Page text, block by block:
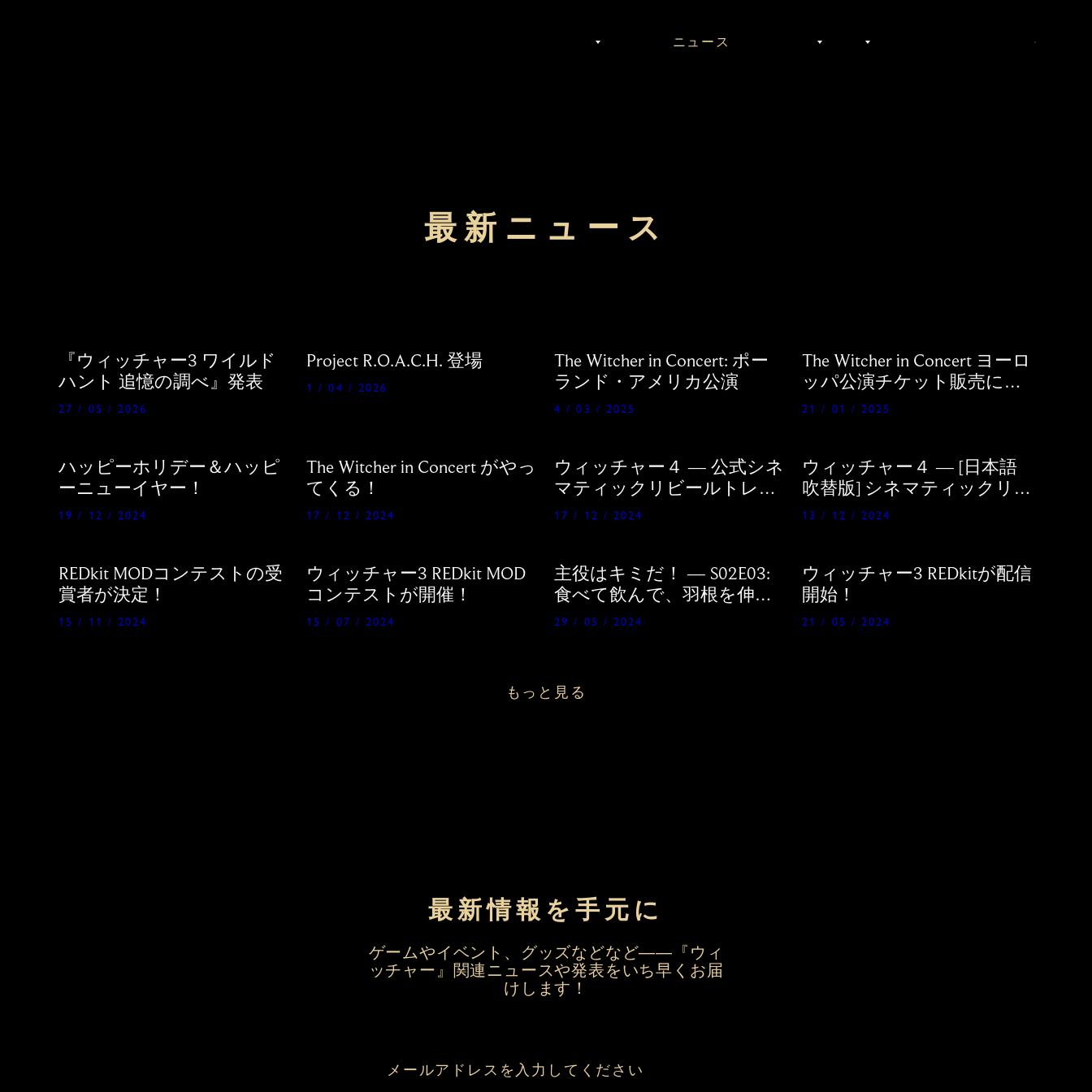
コンサート ニュース その他 JA
最新ニュース
『ウィッチャー3 ワイルド
ハント 追憶の調べ』発表
27 / 05 / 2026
Project R.O.A.C.H. 登場
1 / 04 / 2026
The Witcher in Concert: ポー
ランド・アメリカ公演
4 / 03 / 2025
The Witcher in Concert ヨーロ
ッパ公演チケット販売につ
いて
21 / 01 / 2025
ハッピーホリデー＆ハッピ
ーニューイヤー！
19 / 12 / 2024
The Witcher in Concert がやっ
てくる！
17 / 12 / 2024
ウィッチャー４ — 公式シネ
マティックリビールトレー
ラー解説
17 / 12 / 2024
ウィッチャー４ — [日本語
吹替版] シネマティックリビ
ールトレーラー公開
13 / 12 / 2024
REDkit MODコンテストの受
賞者が決定！
15 / 11 / 2024
ウィッチャー3 REDkit MOD
コンテストが開催！
15 / 07 / 2024
主役はキミだ！ — S02E03:
食べて飲んで、羽根を伸ば
してね！
29 / 05 / 2024
ウィッチャー3 REDkitが配信
開始！
21 / 05 / 2024
もっと見る
最新情報を手元に
ゲームやイベント、グッズなどなど――『ウィ
ッチャー』関連ニュースや発表をいち早くお届
けします！